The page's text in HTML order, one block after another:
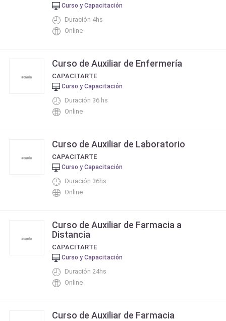
Curso y Capacitación
Duración 4hs
Online
Curso de Auxiliar de Enfermería
CAPACITARTE
Curso y Capacitación
Duración 36 hs
Online
Curso de Auxiliar de Laboratorio
CAPACITARTE
Curso y Capacitación
Duración 36hs
Online
Curso de Auxiliar de Farmacia a
Distancia
CAPACITARTE
Curso y Capacitación
Duración 24hs
Online
Curso de Auxiliar de Farmacia